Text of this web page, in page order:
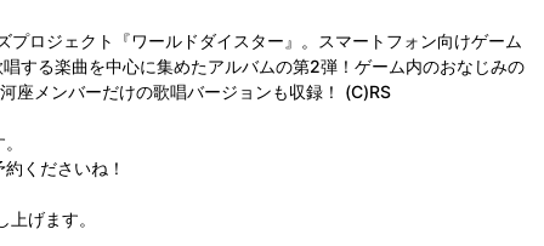
ロジェクト『ワールドダイスター』。スマートフォン向けゲーム
する楽曲を中心に集めたアルバムの第2弾！ゲーム内のおなじみの
座メンバーだけの歌唱バージョンも収録！ (C)RS
くださいね！
げます。